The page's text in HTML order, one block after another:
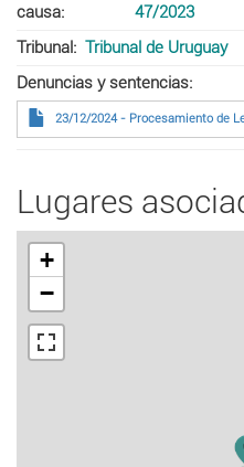
causa
47/2023
Tribunal
Tribunal de Uruguay
Denuncias y sentencias
23/12/2024 - Procesamiento de
Lugares
+
−